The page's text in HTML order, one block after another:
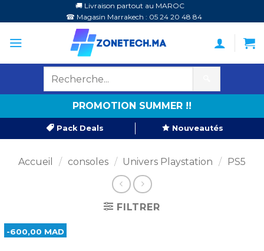
au
contenu
🚚 Livraison partout au MAROC
☎ Magasin Marrakech : 05 24 20 48 84
PROMOTION SUMMER !!
Pack Deals Nouveautés
Accueil / consoles / Univers Playstation / PS5
FILTRER
-600,00 MAD